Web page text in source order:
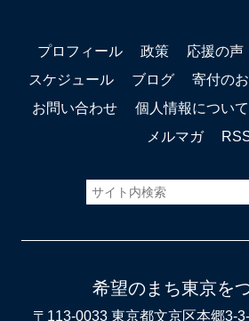
プロフィール 政策 応援の声
スケジュール
ブログ 寄付の
お問い合わせ
個人情報について
メルマガ
希望のまち東京を
〒113-0033 東京都文京区本郷3-